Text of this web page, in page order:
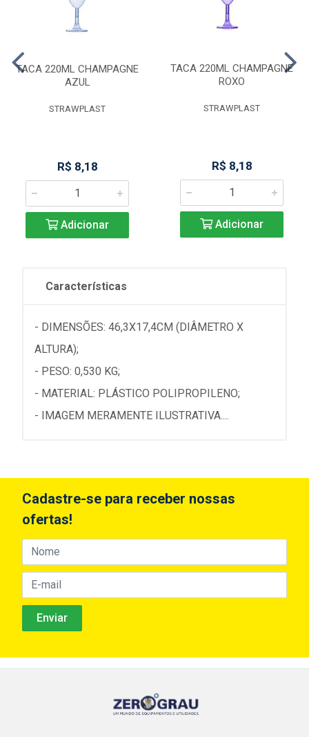
TACA 220ML CHAMPAGNE
AZUL
STRAWPLAST
R$ 8,18
Adicionar
TACA 220ML CHAMPAGNE
ROXO
STRAWPLAST
R$ 8,18
Adicionar
Características
- DIMENSÕES: 46,3X17,4CM (DIÂMETRO X
ALTURA);
- PESO: 0,530 KG;
- MATERIAL: PLÁSTICO POLIPROPILENO;
- IMAGEM MERAMENTE ILUSTRATIVA....
Cadastre-se para receber nossas
ofertas!